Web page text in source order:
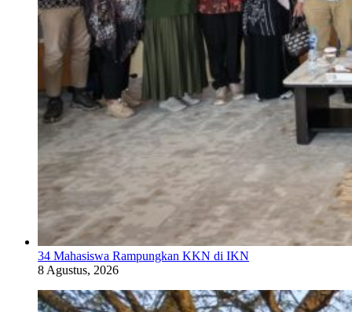
34 Mahasiswa Rampungkan KKN di IKN
8 Agustus, 2026